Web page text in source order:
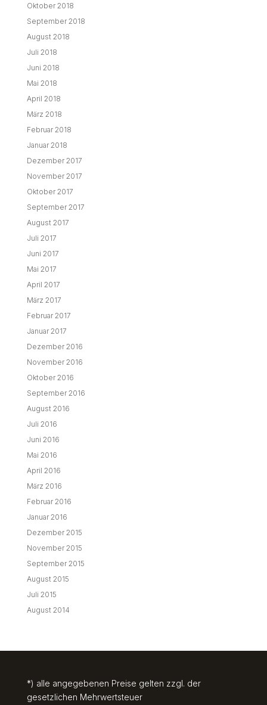
Oktober 2018
September 2018
August 2018
Juli 2018
Juni 2018
Mai 2018
April 2018
März 2018
Februar 2018
Januar 2018
Dezember 2017
November 2017
Oktober 2017
September 2017
August 2017
Juli 2017
Juni 2017
Mai 2017
April 2017
März 2017
Februar 2017
Januar 2017
Dezember 2016
November 2016
Oktober 2016
September 2016
August 2016
Juli 2016
Juni 2016
Mai 2016
April 2016
März 2016
Februar 2016
Januar 2016
Dezember 2015
November 2015
September 2015
August 2015
Juli 2015
August 2014
*) alle angegebenen Preise gelten zzgl. der
gesetzlichen Mehrwertsteuer